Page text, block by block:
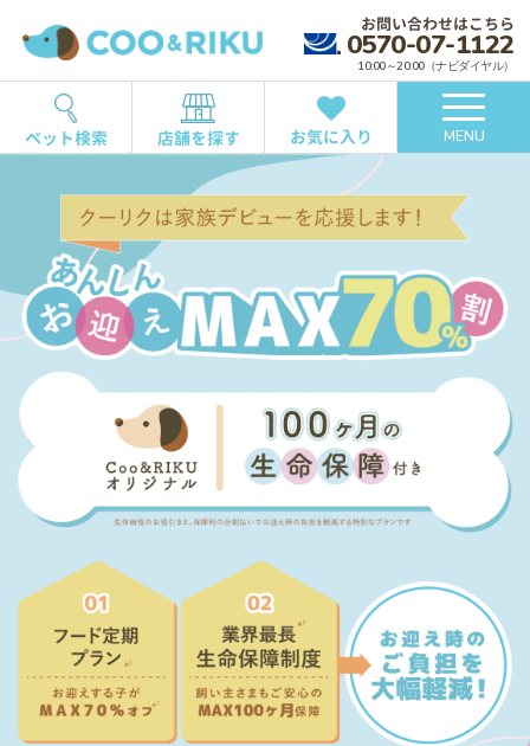
お問い合わせはこちら
0570-07-1122
10:00～20:00（ナビダイヤル）
ペット検索 店舗を探す お気に入り MENU